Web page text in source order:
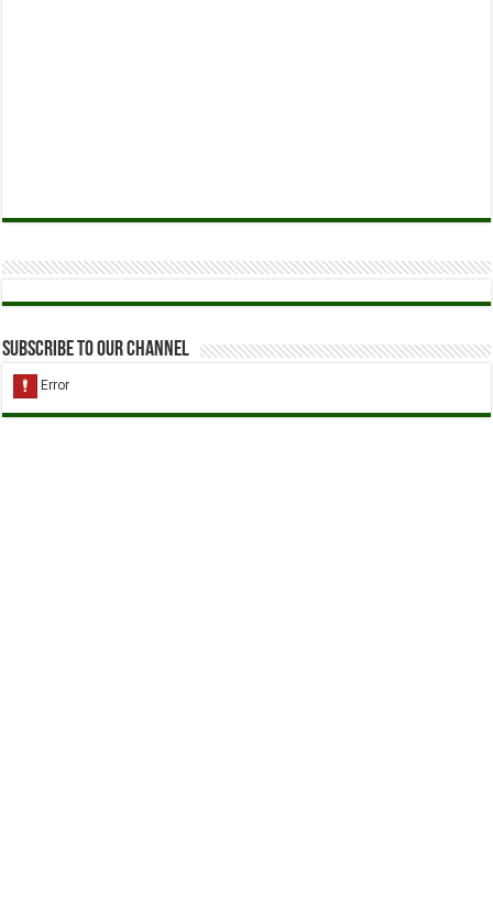
Subscribe to our Channel